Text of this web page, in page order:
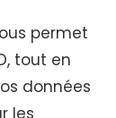
permet
tout en
données